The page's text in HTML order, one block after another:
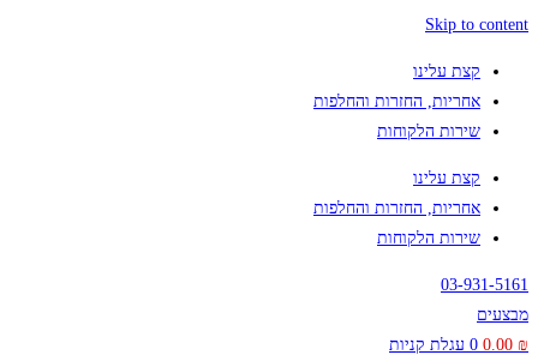
Skip to content
קצת עלינו
אחריות, החזרות והחלפות
שירות הלקוחות
קצת עלינו
אחריות, החזרות והחלפות
שירות הלקוחות
03-931-5161
מבצעים
0.00 ₪
0 עגלת קניות